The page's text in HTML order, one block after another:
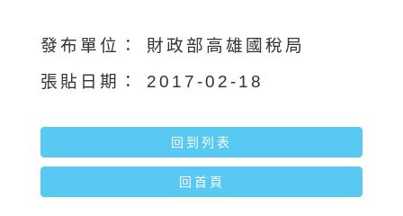
發布單位：
財政部高雄國稅局
張貼日期：
2017-02-18
回到列表
回首頁